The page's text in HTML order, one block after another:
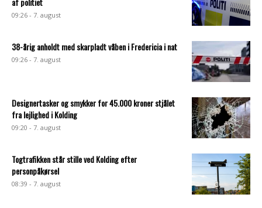
09:26 - 7. august
38-årig anholdt med skarpladt våben i Fredericia i nat
09:26 - 7. august
Designertasker og smykker for 45.000 kroner stjålet
fra lejlighed i Kolding
09:20 - 7. august
Togtrafikken står stille ved Kolding efter
personpåkørsel
08:39 - 7. august